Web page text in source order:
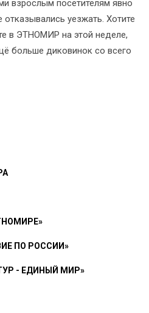
взрослым посетителям явно
отказывались уезжать. Хотите
в ЭТНОМИР на этой неделе,
больше диковинок со всего
ПО РОССИИ»
- ЕДИНЫЙ МИР»